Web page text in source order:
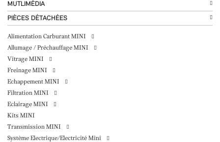
MUTLIMÉDIA
PIÈCES DÉTACHÉES
Alimentation Carburant MINI
Allumage / Préchauffage MINI
Vitrage MINI
Freinage MINI
Echappement MINI
Filtration MINI
Eclairage MINI
Kits MINI
Transmission MINI
Système Electrique/Electricité Mini